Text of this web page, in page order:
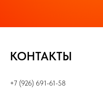
КОНТАКТЫ
+7 (926) 691-61-58